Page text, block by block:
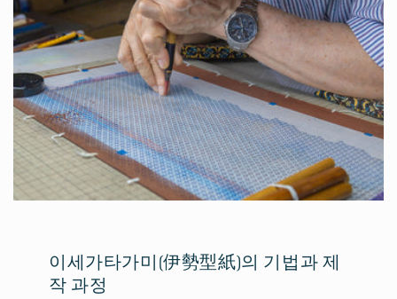
이세가타가미(伊勢型紙)의 기법과 제
작 과정